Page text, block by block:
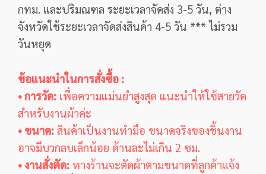
กทม. และปริมณฑล ระยะเวลาจัดส่ง 3-5 วัน, ต่าง
จังหวัดใช้ระยะเวลาจัดส่งสินค้า 4-5 วัน *** ไม่รวม
วันหยุด
ข้อแนะนำในการสั่งซื้อ :
• การวัด: เพื่อความแม่นยำสูงสุด แนะนำให้ใช้สายวัด
สำหรับงานผ้าค่ะ
• ขนาด: สินค้าเป็นงานทำมือ ขนาดจริงของชิ้นงาน
อาจมีบวกลบเล็กน้อย ด้านละไม่เกิน 2 ซม.
• งานสั่งตัด: ทางร้านจะตัดผ้าตามขนาดที่ลูกค้าแจ้ง